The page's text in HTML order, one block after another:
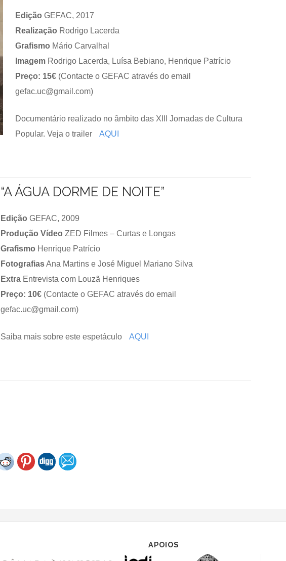
Edição GEFAC, 2017
Realização Rodrigo Lacerda
Grafismo Mário Carvalhal
ImagemRodrigo Lacerda, Luísa Bebiano, Henrique Patrício
Preço: 15€(Contacte o GEFAC através do email
gefac.uc@gmail.com)
Documentário realizado no âmbito das XIII Jornadas de Cultura
Popular. Veja o trailer
AQUI
“A ÁGUA DORME DE NOITE”
Edição GEFAC, 2009
Produção Vídeo ZED Filmes – Curtas e Longas
Grafismo Henrique Patrício
FotografiasAna Martins e José Miguel Mariano Silva
ExtraEntrevista com Louzã Henriques
Preço: 10€(Contacte o GEFAC através do email
gefac.uc@gmail.com)
Saiba mais sobre este espetáculo AQUI
APOIOS